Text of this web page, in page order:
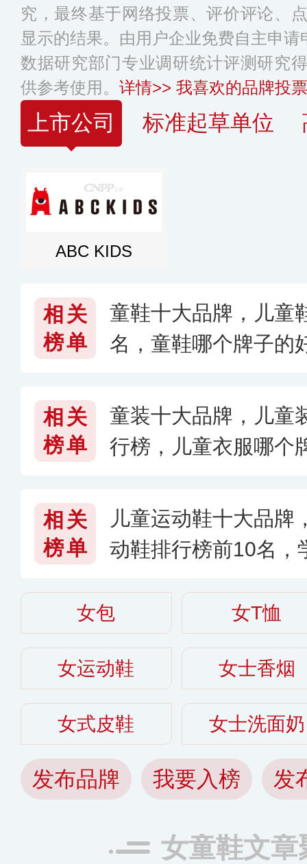
究，最终基于网络投票、评价评论、
显示的结果。由用户企业免费自主申
数据研究部门专业调研统计评测研究
供参考使用。 详情>> 我喜欢的品牌投
上市公司 标准起草单位
ABC KIDS
相关
榜单
童鞋十大品牌，儿童
名，童鞋哪个牌子的
相关
榜单
童装十大品牌，儿童
行榜，儿童衣服哪个
相关
榜单
儿童运动鞋十大品牌
动鞋排行榜前10名，
女包 女T恤
女运动鞋 女士香烟
女式皮鞋 女士洗面奶
发布品牌 我要入榜 发
女童鞋文章